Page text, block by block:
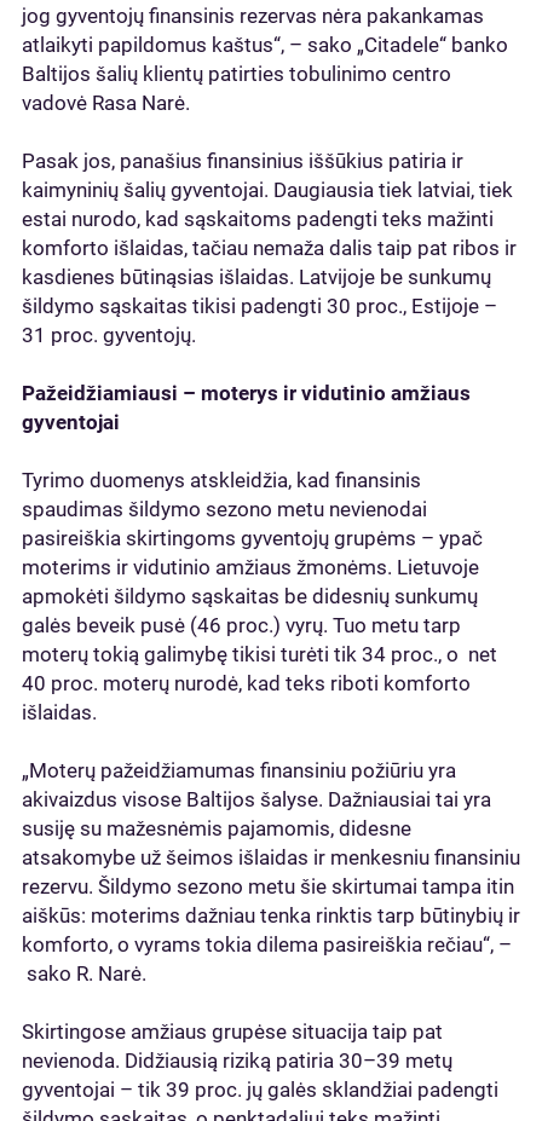
jog gyventojų finansinis rezervas nėra pakankamas
atlaikyti papildomus kaštus“, – sako „Citadele“ banko
Baltijos šalių klientų patirties tobulinimo centro
vadovė Rasa Narė.
Pasak jos, panašius finansinius iššūkius patiria ir
kaimyninių šalių gyventojai. Daugiausia tiek latviai, tiek
estai nurodo, kad sąskaitoms padengti teks mažinti
komforto išlaidas, tačiau nemaža dalis taip pat ribos ir
kasdienes būtinąsias išlaidas. Latvijoje be sunkumų
šildymo sąskaitas tikisi padengti 30 proc., Estijoje –
31 proc. gyventojų.
Pažeidžiamiausi – moterys ir vidutinio amžiaus
gyventojai
Tyrimo duomenys atskleidžia, kad finansinis
spaudimas šildymo sezono metu nevienodai
pasireiškia skirtingoms gyventojų grupėms – ypač
moterims ir vidutinio amžiaus žmonėms. Lietuvoje
apmokėti šildymo sąskaitas be didesnių sunkumų
galės beveik pusė (46 proc.) vyrų. Tuo metu tarp
moterų tokią galimybę tikisi turėti tik 34 proc., o net
40 proc. moterų nurodė, kad teks riboti komforto
išlaidas.
„Moterų pažeidžiamumas finansiniu požiūriu yra
akivaizdus visose Baltijos šalyse. Dažniausiai tai yra
susiję su mažesnėmis pajamomis, didesne
atsakomybe už šeimos išlaidas ir menkesniu finansiniu
rezervu. Šildymo sezono metu šie skirtumai tampa itin
aiškūs: moterims dažniau tenka rinktis tarp būtinybių ir
komforto, o vyrams tokia dilema pasireiškia rečiau“, –
sako R. Narė.
Skirtingose amžiaus grupėse situacija taip pat
nevienoda. Didžiausią riziką patiria 30–39 metų
gyventojai – tik 39 proc. jų galės sklandžiai padengti